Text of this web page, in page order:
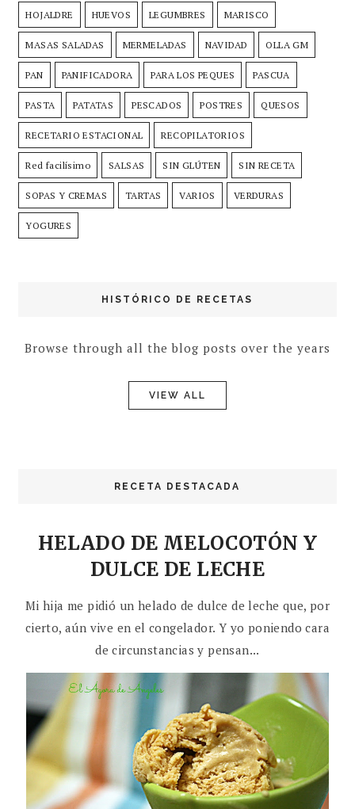
HOJALDRE HUEVOS LEGUMBRES MARISCO
MASAS SALADAS MERMELADAS NAVIDAD OLLA GM
PAN PANIFICADORA PARA LOS PEQUES PASCUA
PASTA PATATAS PESCADOS POSTRES QUESOS
RECETARIO ESTACIONAL RECOPILATORIOS
Red facilísimo SALSAS SIN GLÚTEN SIN RECETA
SOPAS Y CREMAS TARTAS VARIOS VERDURAS
YOGURES
HISTÓRICO DE RECETAS
Browse through all the blog posts over the years
VIEW ALL
RECETA DESTACADA
HELADO DE MELOCOTÓN Y
DULCE DE LECHE
Mi hija me pidió un helado de dulce de leche que, por
cierto, aún vive en el congelador. Y yo poniendo cara
de circunstancias y pensan...